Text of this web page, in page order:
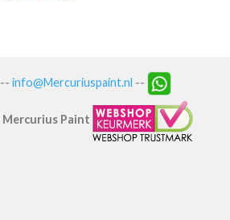
-- info@Mercuriuspaint.nl --
Mercurius Paint